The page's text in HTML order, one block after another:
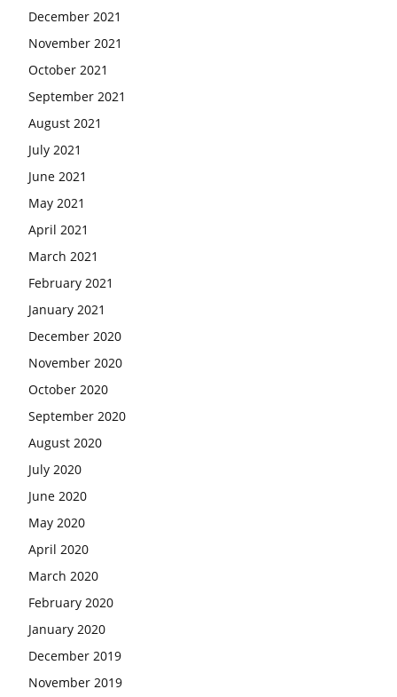
December 2021
November 2021
October 2021
September 2021
August 2021
July 2021
June 2021
May 2021
April 2021
March 2021
February 2021
January 2021
December 2020
November 2020
October 2020
September 2020
August 2020
July 2020
June 2020
May 2020
April 2020
March 2020
February 2020
January 2020
December 2019
November 2019